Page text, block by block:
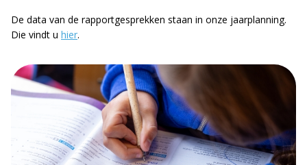
De data van de rapportgesprekken staan in onze jaarplanning.
Die vindt u hier.